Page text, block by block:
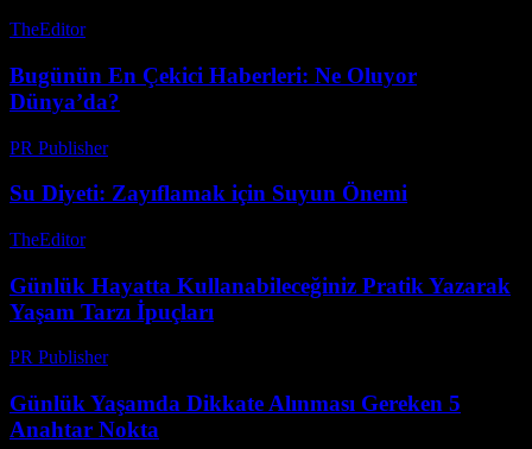
TheEditor-
Bugünün En Çekici Haberleri: Ne Oluyor
Dünya’da?
PR Publisher-
Su Diyeti: Zayıflamak için Suyun Önemi
TheEditor-
Günlük Hayatta Kullanabileceğiniz Pratik Yazarak
Yaşam Tarzı İpuçları
PR Publisher-
Günlük Yaşamda Dikkate Alınması Gereken 5
Anahtar Nokta